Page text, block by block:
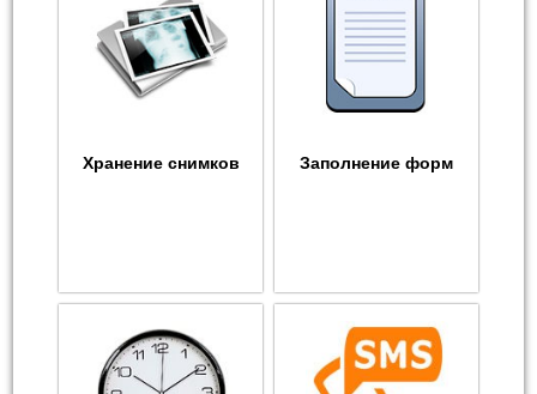
Хранение снимков Заполнение форм